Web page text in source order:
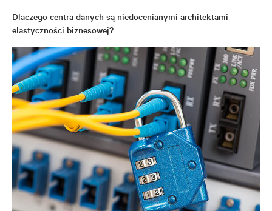
Dlaczego centra danych są niedocenianymi architektami
elastyczności biznesowej?